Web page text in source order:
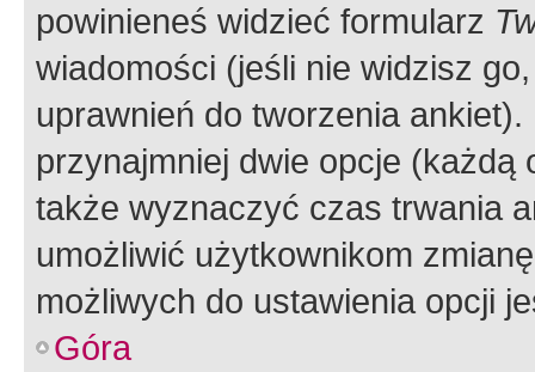
powinieneś widzieć formularz
wiadomości (jeśli nie widzisz
uprawnień do tworzenia
przynajmniej dwie opcje
także wyznaczyć czas trwania
umożliwić użytkownikom
możliwych do ustawienia opcji
Góra